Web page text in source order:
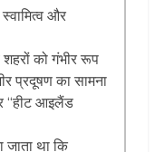
और
शहरों को गंभीर रूप
प्रदूषण का सामना
“हीट आइलैंड
था कि